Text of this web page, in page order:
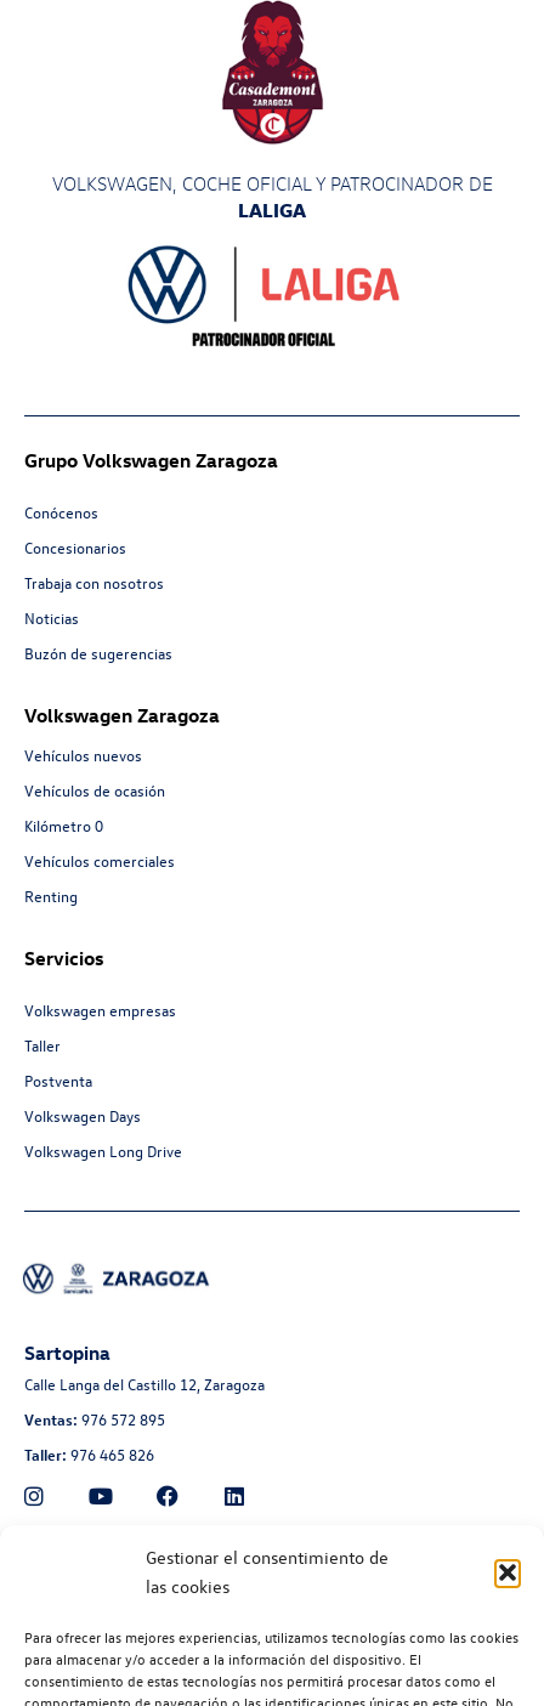
Gestionar el consentimiento de
las cookies
Para ofrecer las mejores experiencias, utilizamos tecnologías como las cookies
para almacenar y/o acceder a la información del dispositivo. El
consentimiento de estas tecnologías nos permitirá procesar datos como el
VOLKSWAGEN, COCHE OFICIAL Y PATROCINADOR DE
LALIGA
Grupo Volkswagen Zaragoza
Conócenos
Concesionarios
Trabaja con nosotros
Noticias
Buzón de sugerencias
Volkswagen Zaragoza
Vehículos nuevos
Vehículos de ocasión
Kilómetro 0
Vehículos comerciales
Renting
Servicios
Volkswagen empresas
Taller
Postventa
Volkswagen Days
Volkswagen Long Drive
Sartopina
Calle Langa del Castillo 12, Zaragoza
Ventas: 976 572 895
Taller: 976 465 826
Automoción Aragonesa
Avenida de Navarra 135, Zaragoza
Taller:976 300 563
Recambios:976 300 564